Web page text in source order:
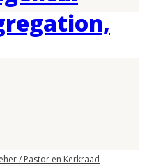
/ Pastor en Kerkraad